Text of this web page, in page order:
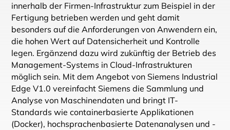
innerhalb der Firmen-Infrastruktur zum Beispiel in der
Fertigung betrieben werden und geht damit
besonders auf die Anforderungen von Anwendern ein,
die hohen Wert auf Datensicherheit und Kontrolle
legen. Ergänzend dazu wird zukünftig der Betrieb des
Management-Systems in Cloud-Infrastrukturen
möglich sein. Mit dem Angebot von Siemens Industrial
Edge V1.0 vereinfacht Siemens die Sammlung und
Analyse von Maschinendaten und bringt IT-
Standards wie containerbasierte Applikationen
(Docker), hochsprachenbasierte Datenanalysen und -